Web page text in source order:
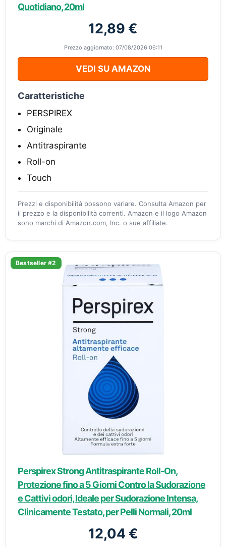
Quotidiano, 20ml
12,89 €
Prezzo aggiornato: 07/08/2026 06:11
VEDI SU AMAZON
Caratteristiche
PERSPIREX
Originale
Antitraspirante
Roll-on
Touch
Prezzi e disponibilità possono variare. Consulta Amazon per
il prezzo e la disponibilità correnti. Amazon e il logo Amazon
sono marchi di Amazon.com, Inc. o sue affiliate.
Bestseller #2
Perspirex Strong Antitraspirante Roll-On,
Protezione fino a 5 Giorni Contro la Sudorazione
e Cattivi odori, Ideale per Sudorazione Intensa,
Clinicamente Testato, per Pelli Normali, 20ml
12,04 €